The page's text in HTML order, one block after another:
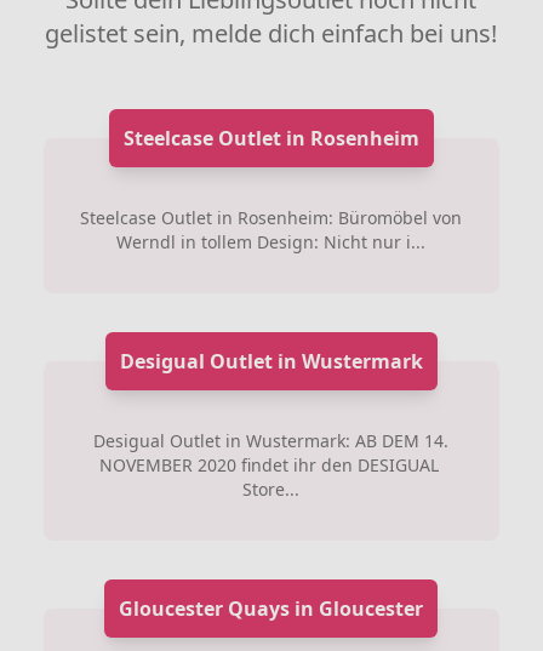
gelistet sein, melde dich einfach bei uns!
Steelcase Outlet in Rosenheim
Steelcase Outlet in Rosenheim: Büromöbel von
Werndl in tollem Design: Nicht nur i...
Desigual Outlet in Wustermark
Desigual Outlet in Wustermark: AB DEM 14.
NOVEMBER 2020 findet ihr den DESIGUAL
Store...
Gloucester Quays in Gloucester